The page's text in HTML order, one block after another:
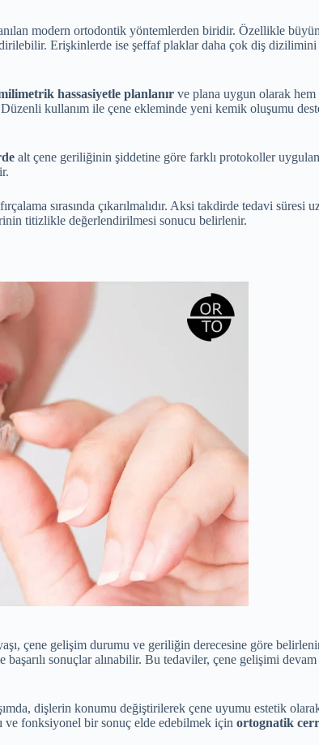
modern ortodontik yöntemlerden biridir. Özellikle
Erişkinlerde ise şeffaf plaklar daha çok diş
hassasiyetle planlanır ve plana uygun olarak hem
kullanım ile çene ekleminde yeni kemik oluşumu
alt çene geriliğinin şiddetine göre farklı protokoller
sırasında çıkarılmalıdır. Aksi takdirde tedavi süresi
titizlikle değerlendirilmesi sonucu belirlenir.
çene gelişim durumu ve geriliğin derecesine göre
başarılı sonuçlar alınabilir. Bu tedaviler, çene gelişimi
dişlerin konumu değiştirilerek çene uyumu estetik
ve fonksiyonel bir sonuç elde edebilmek için ortognatik